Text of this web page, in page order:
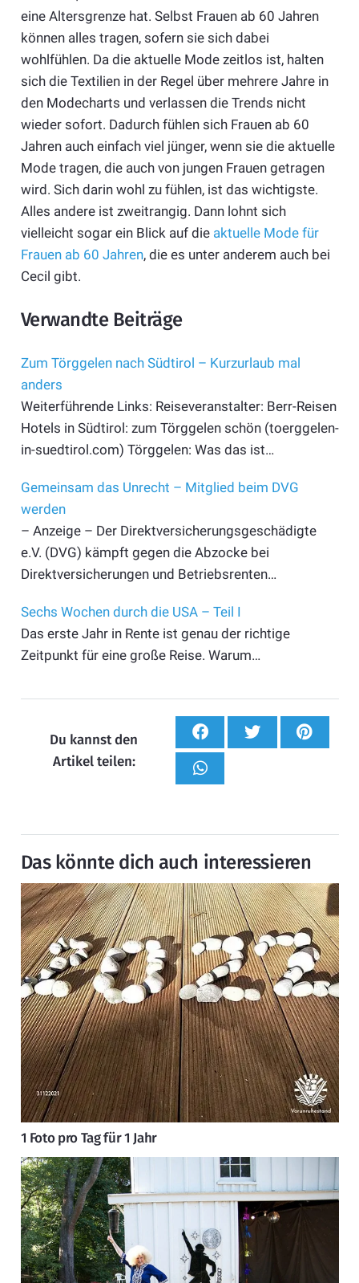
eine Altersgrenze hat. Selbst Frauen ab 60 Jahren
können alles tragen, sofern sie sich dabei
wohlfühlen. Da die aktuelle Mode zeitlos ist, halten
sich die Textilien in der Regel über mehrere Jahre in
den Modecharts und verlassen die Trends nicht
wieder sofort. Dadurch fühlen sich Frauen ab 60
Jahren auch einfach viel jünger, wenn sie die aktuelle
Mode tragen, die auch von jungen Frauen getragen
wird. Sich darin wohl zu fühlen, ist das wichtigste.
Alles andere ist zweitrangig. Dann lohnt sich
vielleicht sogar ein Blick auf die aktuelle Mode für
Frauen ab 60 Jahren, die es unter anderem auch bei
Cecil gibt.
Verwandte Beiträge
Zum Törggelen nach Südtirol – Kurzurlaub mal
anders
Weiterführende Links: Reiseveranstalter: Berr-Reisen
Hotels in Südtirol: zum Törggelen schön (toerggelen-
in-suedtirol.com) Törggelen: Was das ist…
Gemeinsam das Unrecht – Mitglied beim DVG
werden
– Anzeige – Der Direktversicherungsgeschädigte
e.V. (DVG) kämpft gegen die Abzocke bei
Direktversicherungen und Betriebsrenten…
Sechs Wochen durch die USA – Teil I
Das erste Jahr in Rente ist genau der richtige
Zeitpunkt für eine große Reise. Warum…
Du kannst den
Artikel teilen:
Das könnte dich auch interessieren
1 Foto pro Tag für 1 Jahr